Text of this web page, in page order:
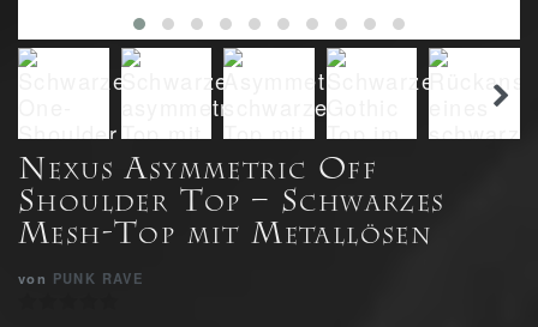
Nexus Asymmetric Off
Shoulder Top – Schwarzes
Mesh-Top mit Metallösen
von PUNK RAVE